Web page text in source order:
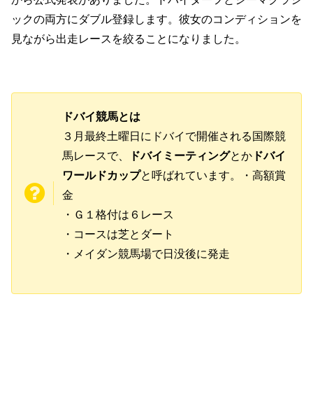
ックの両方にダブル登録します。彼女のコンディションを
見ながら出走レースを絞ることになりました。
ドバイ競馬とは
３月最終土曜日にドバイで開催される国際競
馬レースで、
ドバイミーティングとか ドバイ
ワールドカップと呼ばれています。・高額賞
金
・Ｇ１格付は６レース
・コースは芝とダート
・メイダン競馬場で日没後に発走